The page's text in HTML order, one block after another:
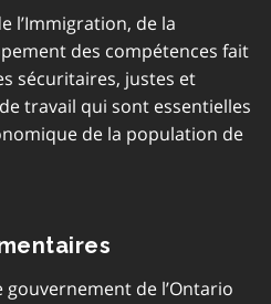
l’Immigration, de la
des compétences fait
sécuritaires, justes et
travail qui sont essentielles
de la population de
de l’Ontario